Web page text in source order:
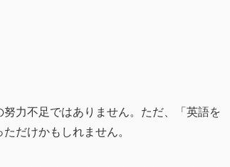
力不足ではありません。ただ、「英語を
だけかもしれません。